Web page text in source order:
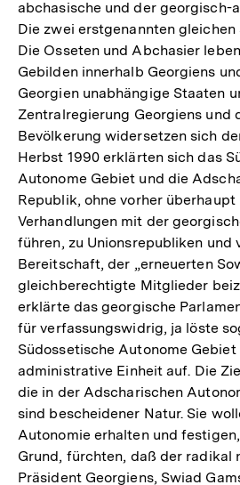
abchasische und der georgisch-
Die zwei erstgenannten
Die Osseten und Abchasier
Gebilden innerhalb Georgiens
Georgien unabhängige Staaten
Zentralregierung Georgiens und
Bevölkerung widersetzen sich
Herbst 1990 erklärten sich das
Autonome Gebiet und die
Republik, ohne vorher
Verhandlungen mit der
führen, zu Unionsrepubliken und
Bereitschaft, der „erneuerten
gleichberechtigte Mitglieder
erklärte das georgische
für verfassungswidrig, ja löste
Südossetische Autonome
administrative Einheit auf. Die
die in der Adscharischen
sind bescheidener Natur. Sie
Autonomie erhalten und
Grund, fürchten, daß der radikal
Präsident Georgiens, Swiad